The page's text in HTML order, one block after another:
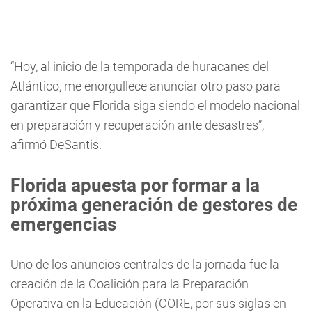
“Hoy, al inicio de la temporada de huracanes del
Atlántico, me enorgullece anunciar otro paso para
garantizar que Florida siga siendo el modelo nacional
en preparación y recuperación ante desastres”,
afirmó DeSantis.
Florida apuesta por formar a la
próxima generación de gestores de
emergencias
Uno de los anuncios centrales de la jornada fue la
creación de la Coalición para la Preparación
Operativa en la Educación (CORE, por sus siglas en